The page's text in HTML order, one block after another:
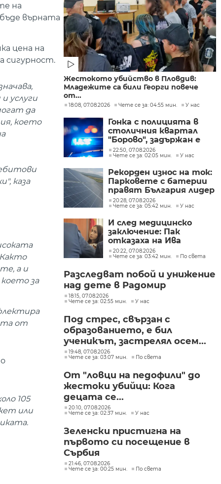
на
върната
цена на
сигурност.
услуги
да
което
каза
а и
за
от
105
или
Жестокото убийство в Пловдив:
Младежите са били Георги повече
от...
18:08, 07.08.2026 Чете се за: 04:55 мин. У нас
Гонка с полицията в
столичния квартал
"Борово", задържан е
мъж, у когото са
намерени 460 000 евро
22:50, 07.08.2026
Чете се за: 02:05 мин.
У нас
Рекорден износ на ток:
Парковете с батерии
правят България лидер
на пазара
20:28, 07.08.2026
Чете се за: 05:42 мин.
У нас
И след медицинско
заключение: Пак
отказаха на Ива
Михайлова да се лекува
в България
20:22, 07.08.2026
Чете се за: 03:42 мин.
По света
Разследват побой и унижение
над дете в Радомир
18:15, 07.08.2026
Чете се за: 02:55 мин.
У нас
Под стрес, свързан с
образованието, е бил
ученикът, застрелял осем...
19:48, 07.08.2026
Чете се за: 03:07 мин.
По света
От "ловци на педофили" до
жестоки убийци: Кога
децата се...
20:10, 07.08.2026
Чете се за: 02:37 мин.
У нас
Зеленски пристигна на
първото си посещение в
Сърбия
21:46, 07.08.2026
Чете се за: 00:25 мин.
По света